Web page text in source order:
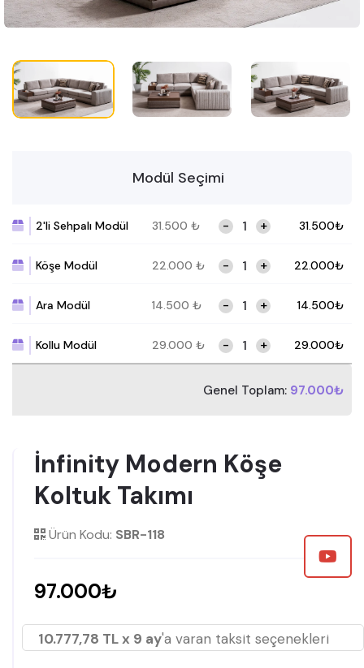
Modül Seçimi
2'li Sehpalı Modül 31.500 ₺ - + 31.500₺
Köşe Modül 22.000 ₺ - + 22.000₺
Ara Modül 14.500 ₺ - + 14.500₺
Kollu Modül 29.000 ₺ - + 29.000₺
Genel Toplam: 97.000₺
İnfinity Modern Köşe
Koltuk Takımı
Ürün Kodu: SBR-118
97.000₺
10.777,78 TL x 9 ay'a varan taksit seçenekleri